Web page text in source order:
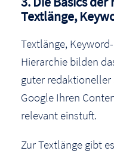
Textlänge,
Textlänge,
Hierarchie bilden
guter redaktioneller
Google Ihren
relevant einstuft.
Zur Textlänge gibt